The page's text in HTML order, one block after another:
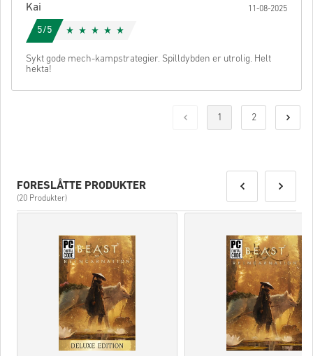
Kai 11-08-2025
5/5
Sykt gode mech-kampstrategier. Spilldybden er utrolig. Helt
hekta!
1 2
FORESLÅTTE PRODUKTER
(20 Produkter)